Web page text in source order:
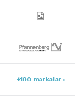
+100 markalar ›